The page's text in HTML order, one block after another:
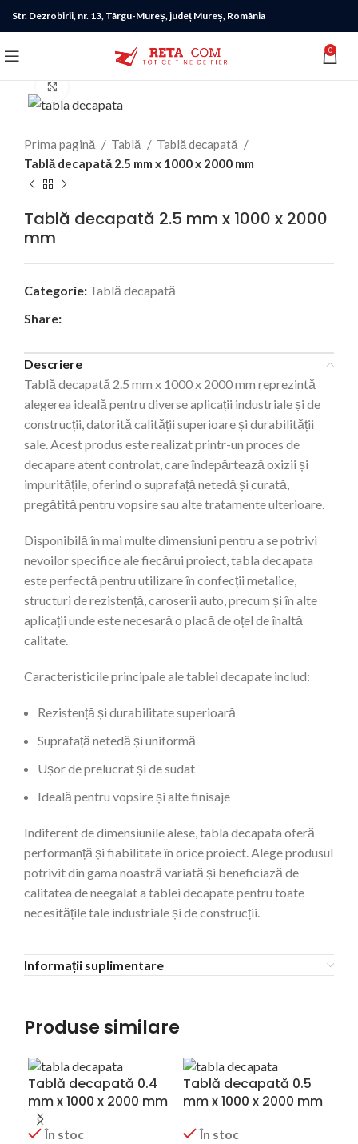
Str. Dezrobirii, nr. 13, Târgu-Mureș, județ Mureș, România
0
Prima pagină Tablă
Tablă decapată
Tablă decapată 2.5 mm x 1000 x 2000 mm
Tablă decapată 2.5 mm x 1000 x 2000
mm
Categorie: Tablă decapată
Share:
Descriere
Tablă decapată 2.5 mm x 1000 x 2000 mm reprezintă
alegerea ideală pentru diverse aplicații industriale și de
construcții, datorită calității superioare și durabilității
sale. Acest produs este realizat printr-un proces de
decapare atent controlat, care îndepărtează oxizii și
impuritățile, oferind o suprafață netedă și curată,
pregătită pentru vopsire sau alte tratamente ulterioare.
Disponibilă în mai multe dimensiuni pentru a se potrivi
nevoilor specifice ale fiecărui proiect, tabla decapata
este perfectă pentru utilizare în confecții metalice,
structuri de rezistență, caroserii auto, precum și în alte
aplicații unde este necesară o placă de oțel de înaltă
calitate.
Caracteristicile principale ale tablei decapate includ:
Rezistență și durabilitate superioară
Suprafață netedă și uniformă
Ușor de prelucrat și de sudat
Ideală pentru vopsire și alte finisaje
Indiferent de dimensiunile alese, tabla decapata oferă
performanță și fiabilitate în orice proiect. Alege produsul
potrivit din gama noastră variată și beneficiază de
calitatea de neegalat a tablei decapate pentru toate
necesitățile tale industriale și de construcții.
Informații suplimentare
Produse similare
Tablă decapată 0.4
mm x 1000 x 2000 mm
În stoc
Tablă decapată 0.5
mm x 1000 x 2000 mm
În stoc